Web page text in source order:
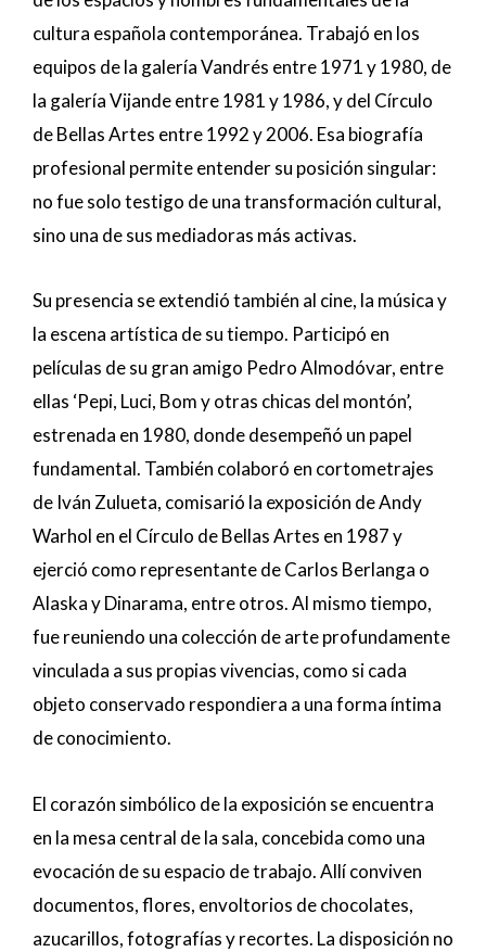
cultura española contemporánea. Trabajó en los
equipos de la galería Vandrés entre 1971 y 1980, de
la galería Vijande entre 1981 y 1986, y del Círculo
de Bellas Artes entre 1992 y 2006. Esa biografía
profesional permite entender su posición singular:
no fue solo testigo de una transformación cultural,
sino una de sus mediadoras más activas.
Su presencia se extendió también al cine, la música y
la escena artística de su tiempo. Participó en
películas de su gran amigo Pedro Almodóvar, entre
ellas ‘Pepi, Luci, Bom y otras chicas del montón’,
estrenada en 1980, donde desempeñó un papel
fundamental. También colaboró en cortometrajes
de Iván Zulueta, comisarió la exposición de Andy
Warhol en el Círculo de Bellas Artes en 1987 y
ejerció como representante de Carlos Berlanga o
Alaska y Dinarama, entre otros. Al mismo tiempo,
fue reuniendo una colección de arte profundamente
vinculada a sus propias vivencias, como si cada
objeto conservado respondiera a una forma íntima
de conocimiento.
El corazón simbólico de la exposición se encuentra
en la mesa central de la sala, concebida como una
evocación de su espacio de trabajo. Allí conviven
documentos, flores, envoltorios de chocolates,
azucarillos, fotografías y recortes. La disposición no